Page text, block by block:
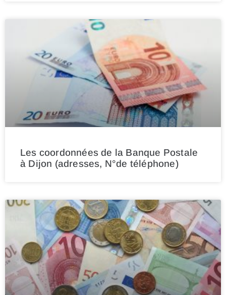
Les coordonnées de la Banque Postale
à Dijon (adresses, N°de téléphone)